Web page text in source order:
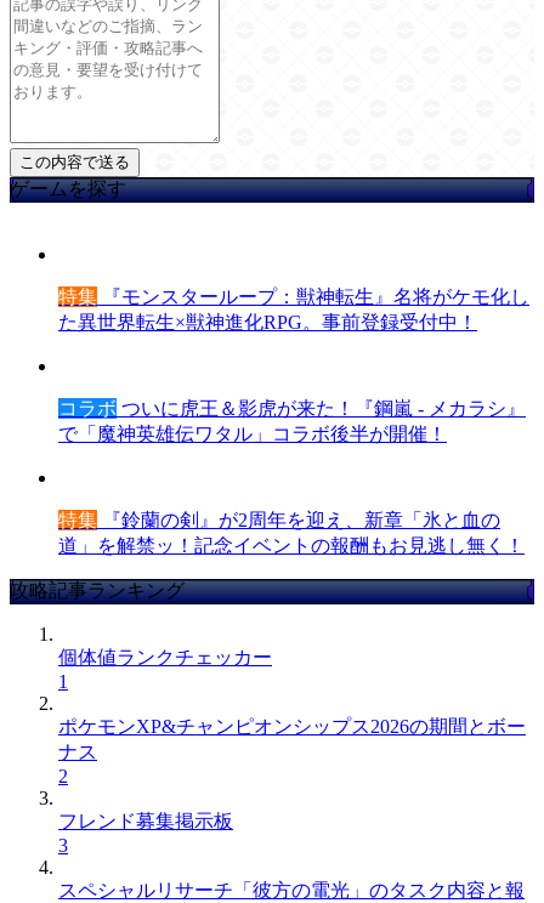
ゲームを探す
特集 『モンスターループ：獣神転生』名将がケモ化し
た異世界転生×獣神進化RPG。事前登録受付中！
コラボ ついに虎王＆影虎が来た！『鋼嵐 - メカラシ』
で「魔神英雄伝ワタル」コラボ後半が開催！
特集 『鈴蘭の剣』が2周年を迎え、新章「氷と血の
道」を解禁ッ！記念イベントの報酬もお見逃し無く！
攻略記事ランキング
個体値ランクチェッカー
1
ポケモンXP&チャンピオンシップス2026の期間とボー
ナス
2
フレンド募集掲示板
3
スペシャルリサーチ「彼方の電光」のタスク内容と報